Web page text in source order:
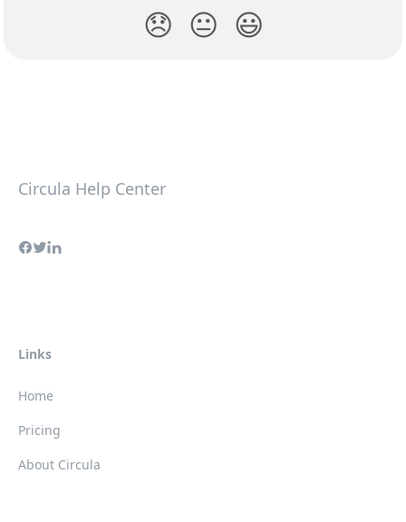
😞 😐 😃
Circula Help Center
Links
Home
Pricing
About Circula